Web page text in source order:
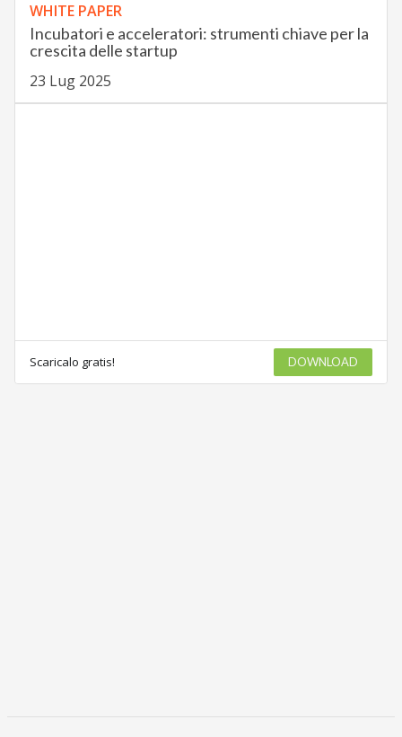
WHITE PAPER
Incubatori e acceleratori: strumenti chiave per la
crescita delle startup
23 Lug 2025
Scaricalo gratis! DOWNLOAD